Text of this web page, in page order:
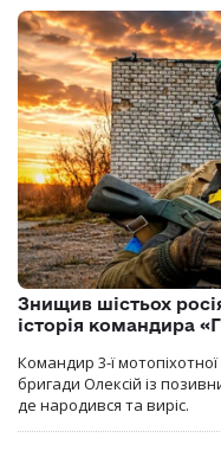
Знищив шістьох
історія командира
Командир 3-ї
бригади Олексій із
де народився та виріс.